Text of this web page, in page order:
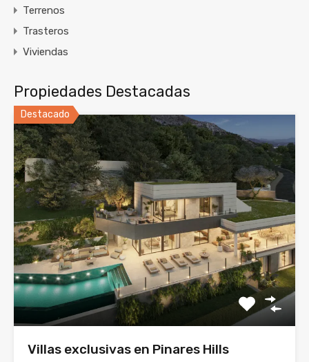
Terrenos
Trasteros
Viviendas
Propiedades Destacadas
Destacado
Villas exclusivas en Pinares Hills